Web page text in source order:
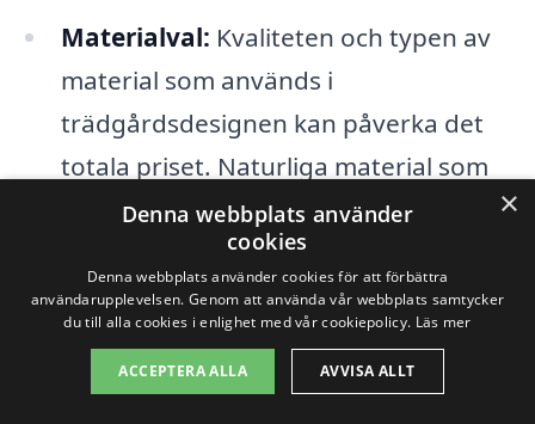
Materialval: Kvaliteten och typen av
material som används i
trädgårdsdesignen kan påverka det
totala priset. Naturliga material som
sten och trä kan vara dyrare än
syntetiska alternativ.
Arbetstid:Kostnaderna för
arbetskraft är en av de största
faktorerna i priset. Erfarenheter och
×
Denna webbplats använder
cookies
Denna webbplats använder cookies för att förbättra
användarupplevelsen. Genom att använda vår webbplats samtycker
du till alla cookies i enlighet med vår cookiepolicy. Läs mer
ACCEPTERA ALLA AVVISA ALLT